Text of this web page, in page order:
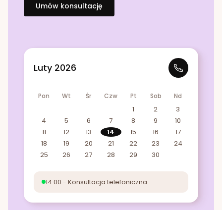
Umów konsultację
Luty 2026
Pon Wt Śr Czw Pt Sob Nd
1 2
3
4
5 6 7 8 9
10
11
12 13 14 15 16
17
18
19 20 21 22 23
24
25
26 27 28 29 30
14:00 - Konsultacja telefoniczna